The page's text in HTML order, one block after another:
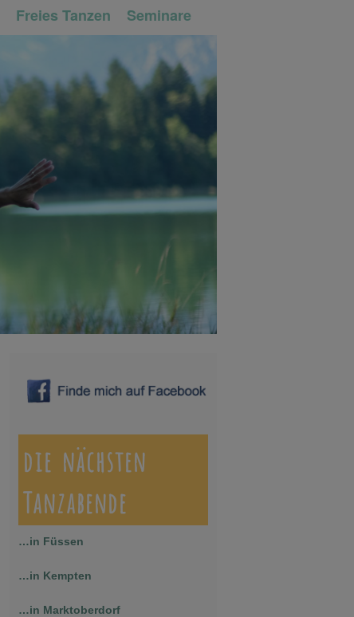
Freies Tanzen Seminare
die nächsten
Tanzabende
…in Füssen
…in Kempten
…in Marktoberdorf